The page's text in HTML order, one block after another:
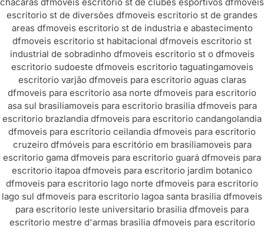
escritorio st de diversões dfmoveis escritorio st de grandes
areas dfmoveis escritorio st de industria e abastecimento
dfmoveis escritorio st habitacional dfmoveis escritorio st
industrial de sobradinho dfmoveis escritorio st o dfmoveis
escritorio sudoeste dfmoveis escritorio taguatingamoveis
escritorio varjão dfmoveis para escritorio aguas claras
dfmoveis para escritorio asa norte dfmoveis para escritorio
asa sul brasiliamoveis para escritorio brasilia dfmoveis para
escritorio brazlandia dfmoveis para escritorio candangolandia
dfmoveis para escritorio ceilandia dfmoveis para escritorio
cruzeiro dfmóveis para escritório em brasíliamoveis para
escritorio gama dfmoveis para escritorio guará dfmoveis para
escritorio itapoa dfmoveis para escritorio jardim botanico
dfmoveis para escritorio lago norte dfmoveis para escritorio
lago sul dfmoveis para escritorio lagoa santa brasilia dfmoveis
para escritorio leste universitario brasilia dfmoveis para
escritorio mestre d'armas brasilia dfmoveis para escritorio